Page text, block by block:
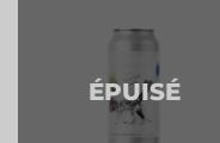
ÉPUISÉ